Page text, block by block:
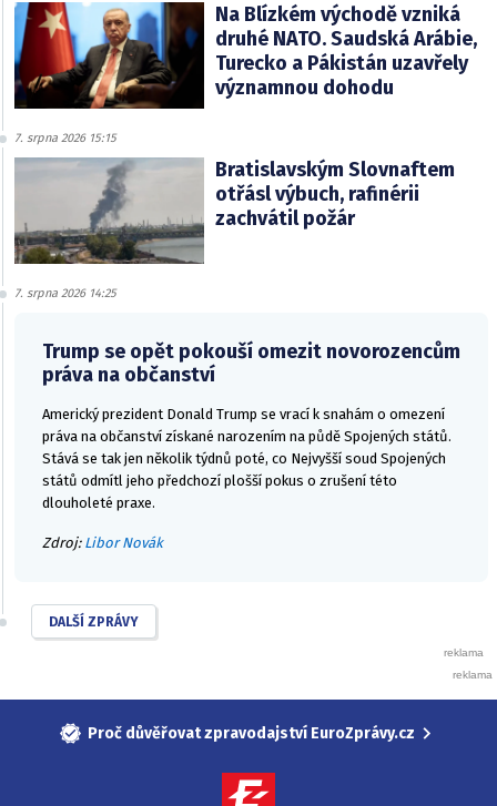
Na Blízkém východě vzniká
druhé NATO. Saudská Arábie,
Turecko a Pákistán uzavřely
významnou dohodu
7. srpna 2026 15:15
Bratislavským Slovnaftem
otřásl výbuch, rafinérii
zachvátil požár
7. srpna 2026 14:25
Trump se opět pokouší omezit novorozencům
práva na občanství
Americký prezident Donald Trump se vrací k snahám o omezení
práva na občanství získané narozením na půdě Spojených států.
Stává se tak jen několik týdnů poté, co Nejvyšší soud Spojených
států odmítl jeho předchozí plošší pokus o zrušení této
dlouholeté praxe.
Zdroj: Libor Novák
DALŠÍ ZPRÁVY
Proč důvěřovat zpravodajství EuroZprávy.cz